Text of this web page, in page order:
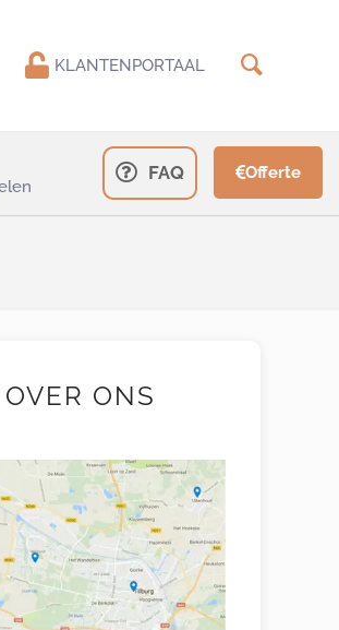
KLANTENPORTAAL
FAQ Offerte
OVER ONS